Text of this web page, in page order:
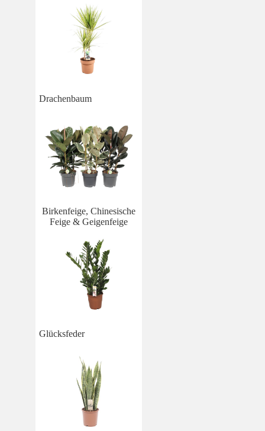
Drachenbaum
Birkenfeige, Chinesische
Feige & Geigenfeige
Glücksfeder